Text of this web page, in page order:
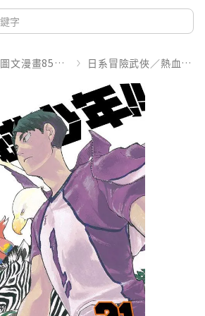
📌圖文漫畫85折起 日系冒險武俠／熱血運動